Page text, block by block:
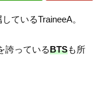
ているTraineeA。
誇っているBTSも所